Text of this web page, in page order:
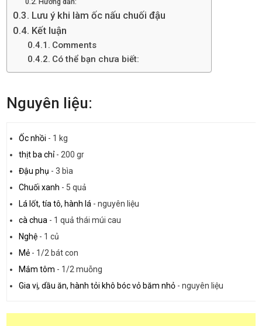
Lưu ý khi làm ốc nấu chuối đậu
Kết luận
Comments
Có thể bạn chưa biết:
Nguyên liệu:
Ốc nhồi - 1 kg
thịt ba chỉ- 200 gr
Đậu phụ -3 bìa
Chuối xanh - 5 quả
Lá lốt, tía tô, hành lá -nguyên liệu
cà chua - 1 quả thái múi cau
Nghệ - 1 củ
Mẻ - 1/2 bát con
Mắm tôm - 1/2 muỗng
Gia vị, dầu ăn, hành tỏi khô bóc vỏ băm nhỏ -nguyên liệu